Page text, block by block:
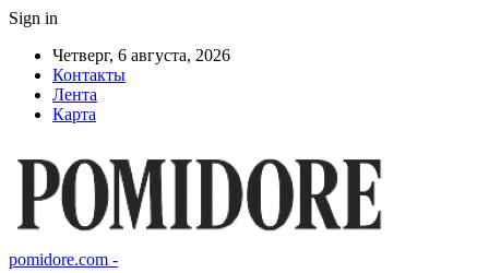
Sign in
Четверг, 6 августа, 2026
Контакты
Лента
Карта
pomidore.com -